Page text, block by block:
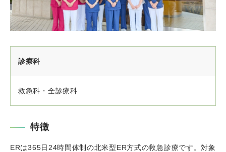
診療科
救急科・全診療科
特徴
ERは365日24時間体制の北米型ER方式の救急診療です。対象